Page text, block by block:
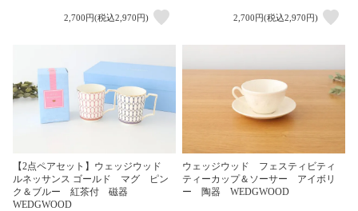
2,700円(税込2,970円) 2,700円(税込2,970円)
【2点ペアセット】ウェッジウッド
ルネッサンス ゴールド マグ ピン
ク＆ブルー 紅茶付 磁器
WEDGWOOD
ウェッジウッド フェスティビティ
ティーカップ＆ソーサー アイボリ
ー 陶器 WEDGWOOD